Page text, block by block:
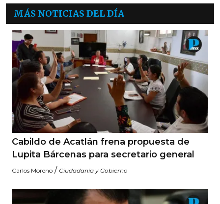
MÁS NOTICIAS DEL DÍA
Cabildo de Acatlán frena propuesta de
Lupita Bárcenas para secretario general
Carlos Moreno / Ciudadanía y Gobierno